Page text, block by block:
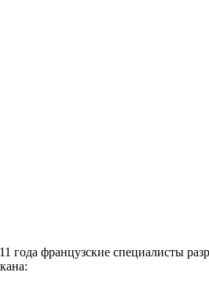
французские специалисты